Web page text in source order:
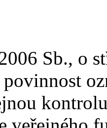
Sb., o